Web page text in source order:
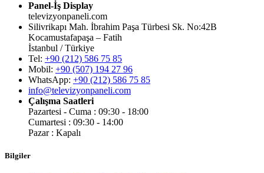
Panel-İş Display
televizyonpaneli.com
Silivrikapı Mah. İbrahim Paşa Türbesi Sk. No:42B
Kocamustafapaşa – Fatih
İstanbul / Türkiye
Tel: +90 (212) 586 75 85
Mobil: +90 (507) 194 27 96
WhatsApp: +90 (212) 586 75 85
info@televizyonpaneli.com
Çalışma Saatleri
Pazartesi - Cuma : 09:30 - 18:00
Cumartesi : 09:30 - 14:00
Pazar : Kapalı
Bilgiler